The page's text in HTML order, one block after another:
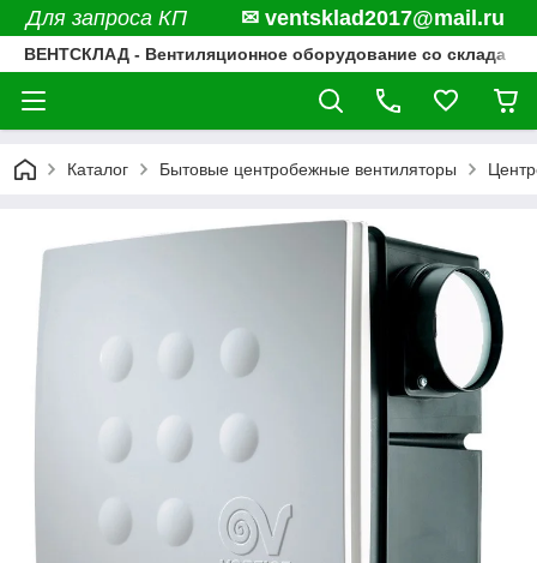
Для запроса КП ✉ ventsklad2017@mail.ru
ВЕНТСКЛАД - Вентиляционное оборудование со склада
Каталог Бытовые центробежные вентиляторы